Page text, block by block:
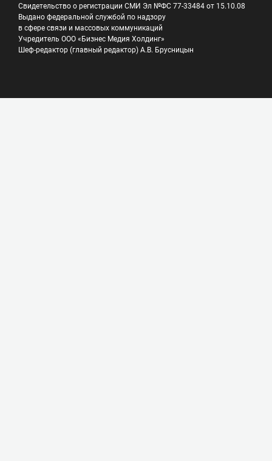
Свидетельство о регистрации СМИ Эл №ФС 77-33484 от 15.10.08
Выдано федеральной службой по надзору
в сфере связи и массовых коммуникаций
Учредитель ООО «Бизнес Медия Холдинг»
Шеф-редактор (главный редактор) А.В. Брусницын